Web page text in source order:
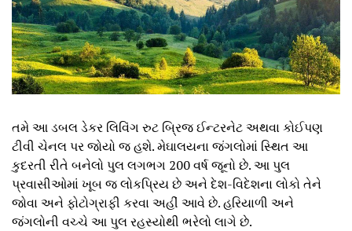
તમે આ ડબલ ડેકર લિવિંગ રુટ બ્રિજ ઈન્ટરનેટ અથવા કોઈપણ
ટીવી ચેનલ પર જોયો જ હશે. મેઘાલયના જંગલોમાં સ્થિત આ
કુદરતી રીતે બનેલો પુલ લગભગ 200 વર્ષ જૂનો છે. આ પુલ
પ્રવાસીઓમાં ખૂબ જ લોકપ્રિય છે અને દેશ-વિદેશના લોકો તેને
જોવા અને ફોટોગ્રાફી કરવા અહીં આવે છે. હરિયાળી અને
જંગલોની વચ્ચે આ પુલ રહસ્યોથી ભરેલો લાગે છે.